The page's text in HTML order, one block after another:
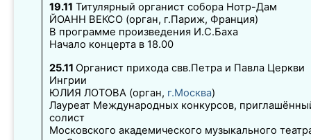
19.11 Титулярный органист собора Нотр-Дам
ЙОАНН ВЕКСО (орган, г.Париж, Франция)
В программе произведения И.С.Баха
Начало концерта в 18.00
25.11 Органист прихода свв.Петра и Павла Церкви
Ингрии
ЮЛИЯ ЛОТОВА (орган, г.Москва)
Лауреат Международных конкурсов,
солист
Московского академического музыкального